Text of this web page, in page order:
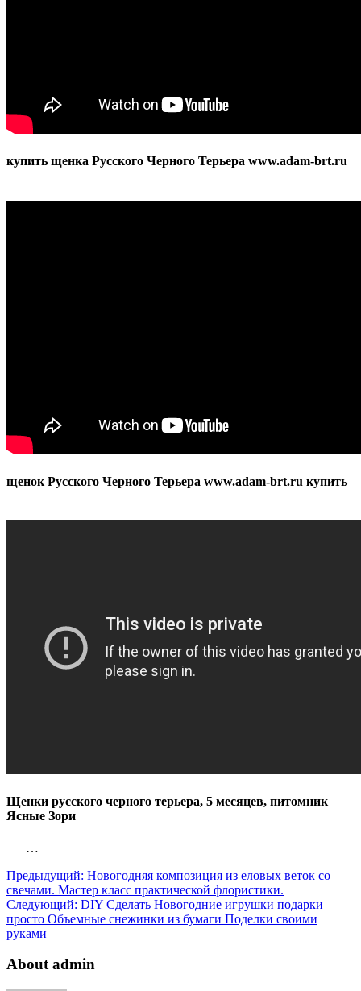
купить щенка Русского Черного Терьера www.adam-brt.ru
щенок Русского Черного Терьера www.adam-brt.ru купить
Щенки русского черного терьера, 5 месяцев, питомник
Ясные Зори
…
Предыдущий: Новогодняя композиция из еловых веток со
свечами. Мастер класс практической флористики.
Следующий: DIY Сделать Новогодние игрушки подарки
просто Объемные снежинки из бумаги Поделки своими
руками
About admin